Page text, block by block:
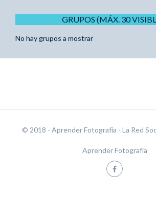
GRUPOS (MÁX. 30
No hay grupos a mostrar
© 2018 - Aprender Fotografía - La Red
Aprender Fotografía